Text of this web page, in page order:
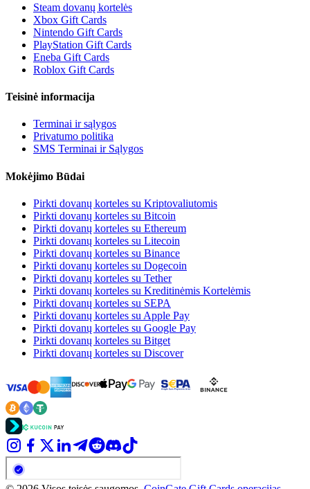
Steam dovanų kortelės
Xbox Gift Cards
Nintendo Gift Cards
PlayStation Gift Cards
Eneba Gift Cards
Roblox Gift Cards
Teisinė informacija
Terminai ir sąlygos
Privatumo politika
SMS Terminai ir Sąlygos
Mokėjimo Būdai
Pirkti dovanų korteles su Kriptovaliutomis
Pirkti dovanų korteles su Bitcoin
Pirkti dovanų korteles su Ethereum
Pirkti dovanų korteles su Litecoin
Pirkti dovanų korteles su Binance
Pirkti dovanų korteles su Dogecoin
Pirkti dovanų korteles su Tether
Pirkti dovanų korteles su Kreditinėmis Kortelėmis
Pirkti dovanų korteles su SEPA
Pirkti dovanų korteles su Apple Pay
Pirkti dovanų korteles su Google Pay
Pirkti dovanų korteles su Bitget
Pirkti dovanų korteles su Discover